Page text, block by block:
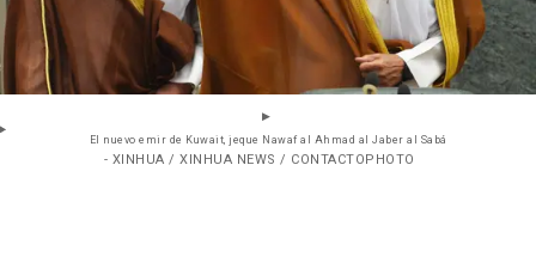
El nuevo emir de Kuwait, jeque Nawaf al Ahmad al Jaber al Sabá
- XINHUA / XINHUA NEWS / CONTACTOPHOTO